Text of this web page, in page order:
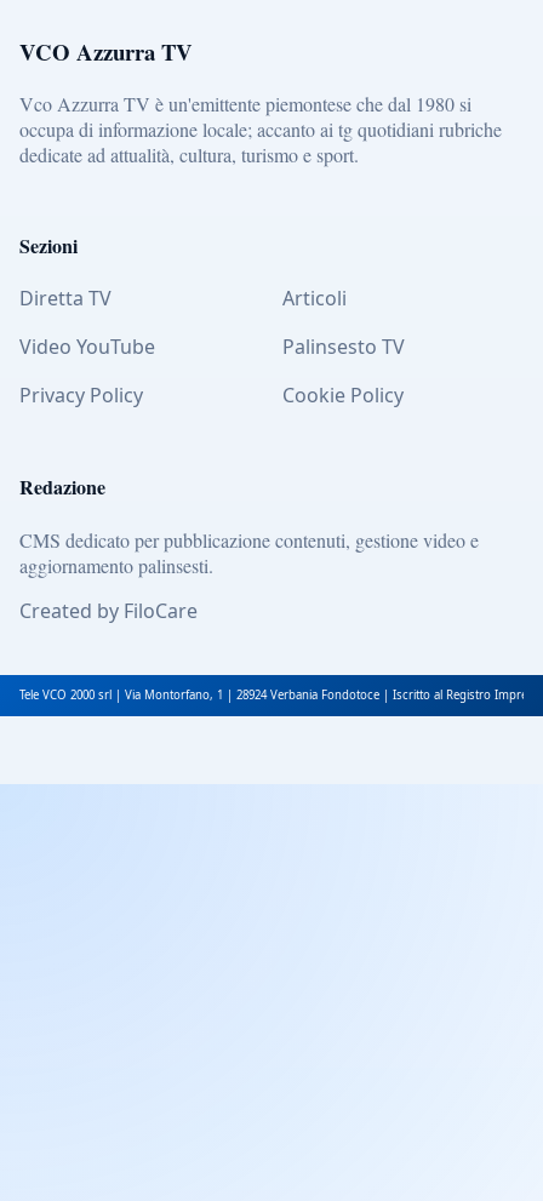
VCO Azzurra TV
Vco Azzurra TV è un'emittente piemontese che dal 1980 si
occupa di informazione locale; accanto ai tg quotidiani rubriche
dedicate ad attualità, cultura, turismo e sport.
Sezioni
Diretta TV
Articoli
Video YouTube
Palinsesto TV
Privacy Policy
Cookie Policy
Redazione
CMS dedicato per pubblicazione contenuti, gestione video e
aggiornamento palinsesti.
Created by FiloCare
Tele VCO 2000 srl | Via Montorfano, 1 | 28924 Verbania Fondotoce | Iscritto al Registro Imprese